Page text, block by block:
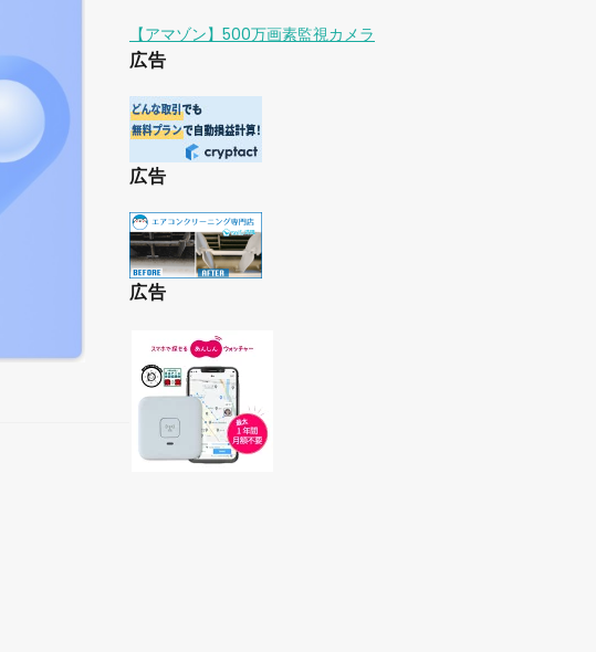
【アマゾン】500万画素監視カメラ
広告
広告
広告